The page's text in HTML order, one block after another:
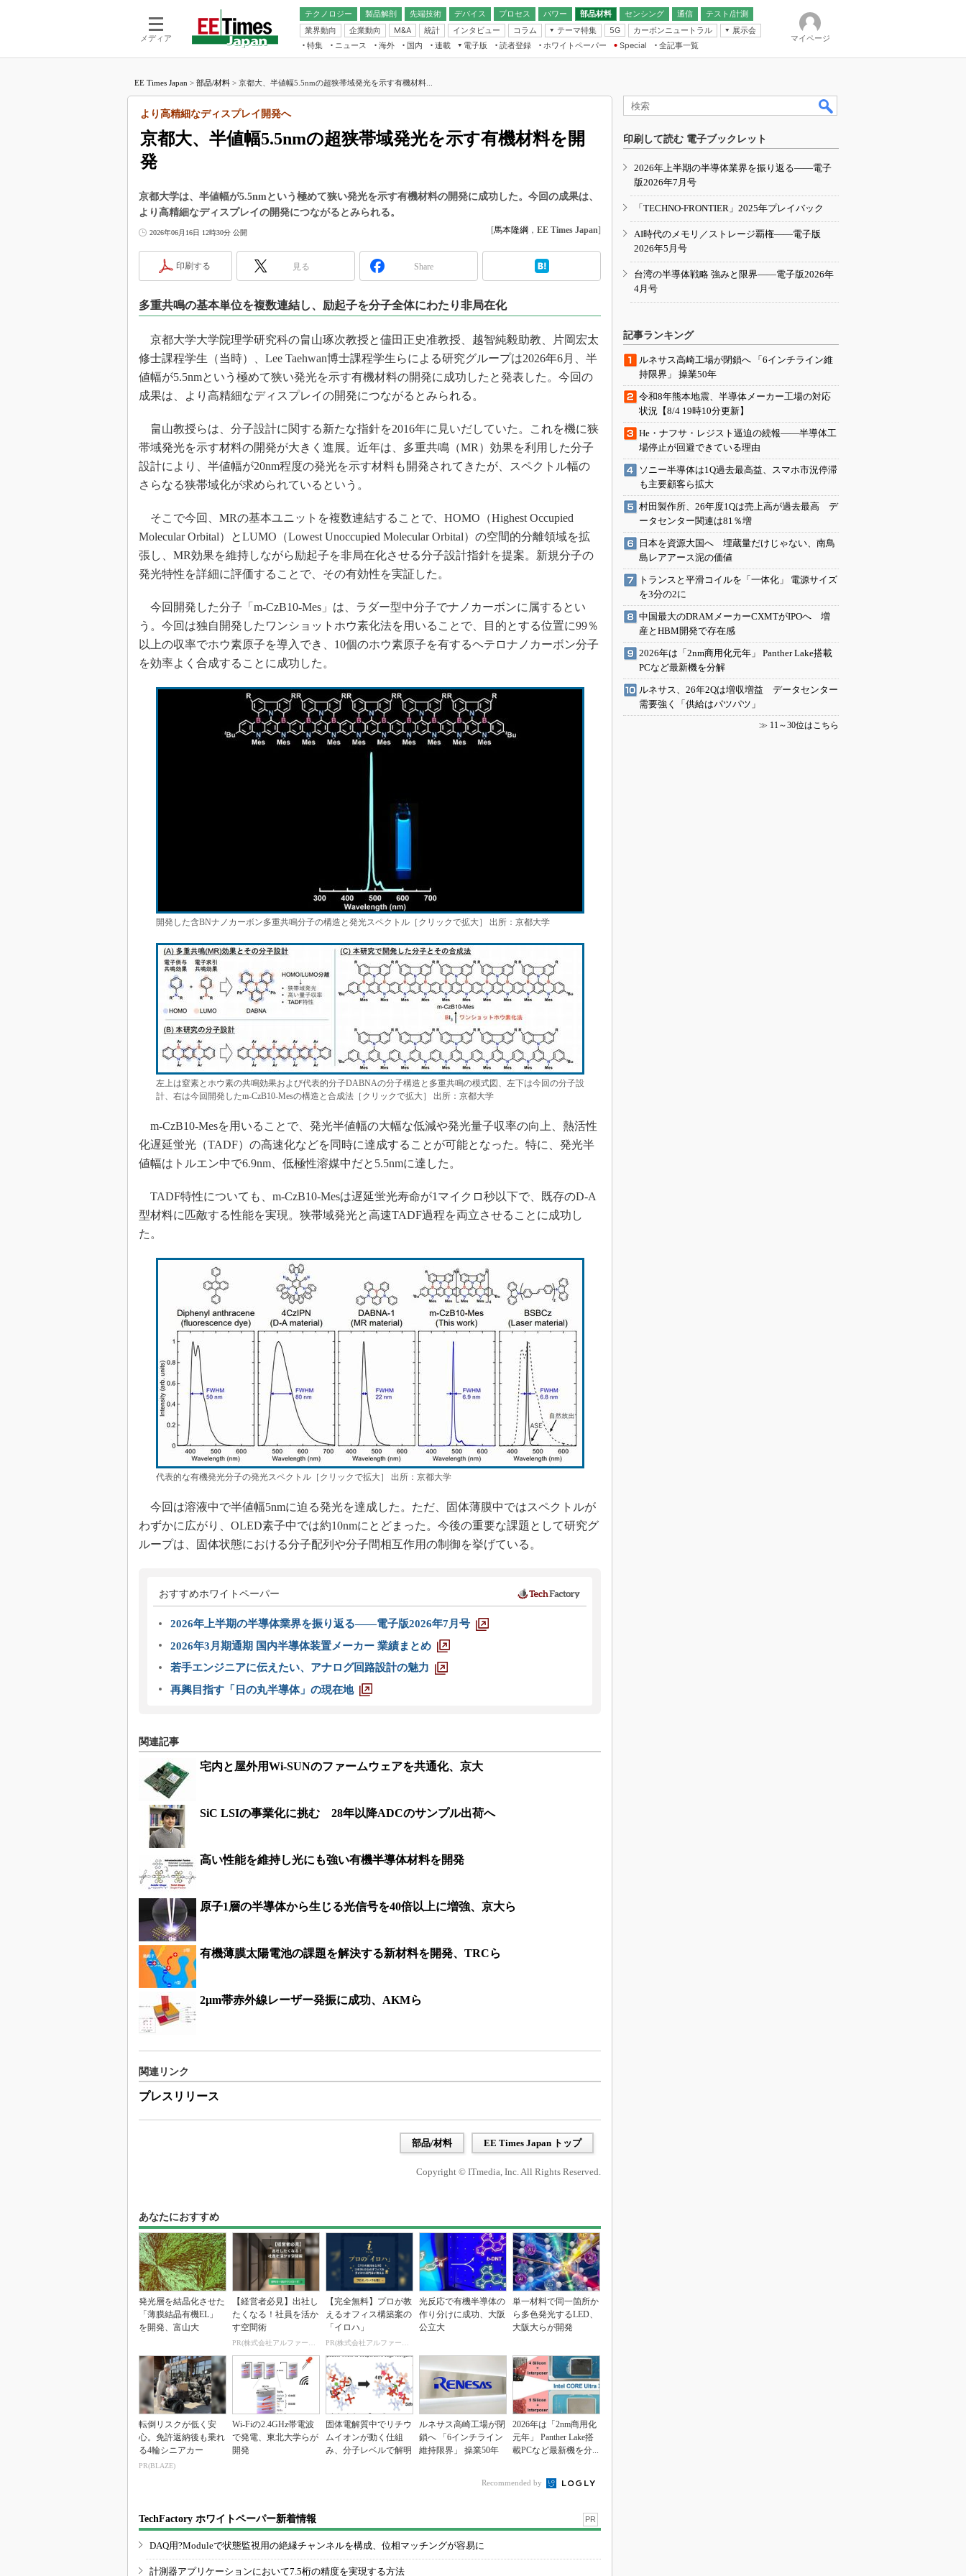
メディア
テクノロジー 製品解剖
先端技術
電池／エネルギー
デバイス
アナログ
マイコン
プロセス パワー 部品材料 センシング
通信
無線
テスト/計測
業界動向
企業動向 M&A 統計 インタビュー コラム
テーマ特集
フィジカルAI
読者調査（EE Times Research）
電源設計（EDN Japan）
エレクトロニクス入門（EDN
5G カーボンニュートラル
展示会
IoT・エッジコンピューティング
EXPO
TECHNO-FRONTIER
人とくるま展
特集 ニュース 海外 国内
連載
福田昭のデバイス通信
大山聡の業界スコープ
学漂流記
世界を「数字」で回してみよう
Buzzword
この10年で起こったこと、次の10年
で起こること
製品分解で探るアジアの新トレンド
改革、執念の180日
イノベーションは日本を救うのか
JASA発IoT通信
IHSアナリスト「未来展望」
「英語に愛されないエンジニア」の
ための新行動論
電子版
電子ブックレット
読者登録 ホワイトペーパー
Special
全記事一覧
マイページ
EE Times Japan > 部品/材料 > 京都大、半値幅5.5nmの超狭帯域発光を示す有機材料...
京都大、半値幅5.5nmの超狭帯域発光を示す有機材料を開
発
より高精細なディスプレイ開発へ
京都大学は、半値幅が5.5nmという極めて狭い発光を示す有機材料の開発に成功した。今回の成果は、
より高精細なディスプレイの開発につながるとみられる。
2026年06月16日 12時30分 公開 [馬本隆綱 ， EE Times Japan]
印刷する 見る Share
多重共鳴の基本単位を複数連結し、励起子を分子全体にわたり非局在化
京都大学大学院理学研究科の畠山琢次教授と儘田正史准教授、越智純毅助教、片岡宏太
修士課程学生（当時）、Lee Taehwan博士課程学生らによる研究グループは2026年6月、半
値幅が5.5nmという極めて狭い発光を示す有機材料の開発に成功したと発表した。今回の
成果は、より高精細なディスプレイの開発につながるとみられる。
畠山教授らは、分子設計に関する新たな指針を2016年に見いだしていた。これを機に狭
帯域発光を示す材料の開発が大きく進展。近年は、多重共鳴（MR）効果を利用した分子
設計により、半値幅が20nm程度の発光を示す材料も開発されてきたが、スペクトル幅の
さらなる狭帯域化が求められているという。
そこで今回、MRの基本ユニットを複数連結することで、HOMO（Highest Occupied
Molecular Orbital）とLUMO（Lowest Unoccupied Molecular Orbital）の空間的分離領域を拡
張し、MR効果を維持しながら励起子を非局在化させる分子設計指針を提案。新規分子の
発光特性を詳細に評価することで、その有効性を実証した。
今回開発した分子「m-CzB10-Mes」は、ラダー型中分子でナノカーボンに属するとい
う。今回は独自開発したワンショットホウ素化法を用いることで、目的とする位置に99％
以上の収率でホウ素原子を導入でき、10個のホウ素原子を有するヘテロナノカーボン分子
を効率よく合成することに成功した。
開発した含BNナノカーボン多重共鳴分子の構造と発光スペクトル［クリックで拡大］ 出所：京都大学
左上は窒素とホウ素の共鳴効果および代表的分子DABNAの分子構造と多重共鳴の模式図、左下は今回の分子設
計、右は今回開発したm-CzB10-Mesの構造と合成法［クリックで拡大］ 出所：京都大学
m-CzB10-Mesを用いることで、発光半値幅の大幅な低減や発光量子収率の向上、熱活性
化遅延蛍光（TADF）の高速化などを同時に達成することが可能となった。特に、発光半
値幅はトルエン中で6.9nm、低極性溶媒中だと5.5nmに達した。
TADF特性についても、m-CzB10-Mesは遅延蛍光寿命が1マイクロ秒以下で、既存のD-A
型材料に匹敵する性能を実現。狭帯域発光と高速TADF過程を両立させることに成功し
た。
代表的な有機発光分子の発光スペクトル［クリックで拡大］ 出所：京都大学
今回は溶液中で半値幅5nmに迫る発光を達成した。ただ、固体薄膜中ではスペクトルが
わずかに広がり、OLED素子中では約10nmにとどまった。今後の重要な課題として研究グ
ループは、固体状態における分子配列や分子間相互作用の制御を挙げている。
おすすめホワイトペーパー
2026年上半期の半導体業界を振り返る――電子版2026年7月号
2026年3月期通期 国内半導体装置メーカー 業績まとめ
若手エンジニアに伝えたい、アナログ回路設計の魅力
再興目指す「日の丸半導体」の現在地
関連記事
宅内と屋外用Wi-SUNのファームウェアを共通化、京大
SiC LSIの事業化に挑む 28年以降ADCのサンプル出荷へ
高い性能を維持し光にも強い有機半導体材料を開発
原子1層の半導体から生じる光信号を40倍以上に増強、京大ら
有機薄膜太陽電池の課題を解決する新材料を開発、TRCら
2μm帯赤外線レーザー発振に成功、AKMら
関連リンク
プレスリリース
部品/材料 EE Times Japan トップ
Copyright © ITmedia, Inc. All Rights Reserved.
あなたにおすすめ
発光層を結晶化させた
「薄膜結晶有機EL」
を開発、富山大
【経営者必見】出社し
たくなる！社員を活か
す空間術
PR(株式会社アルファーテクノ)
【完全無料】プロが教
えるオフィス構築案の
「イロハ」
PR(株式会社アルファーテクノ)
光反応で有機半導体の
作り分けに成功、大阪
公立大
単一材料で同一箇所か
ら多色発光するLED、
大阪大らが開発
転倒リスクが低く安
心。免許返納後も乗れ
る4輪シニアカー
PR(BLAZE)
Wi-Fiの2.4GHz帯電波
で発電、東北大学らが
開発
固体電解質中でリチウ
ムイオンが動く仕組
み、分子レベルで解明
ルネサス高崎工場が閉
鎖へ 「6インチライン
維持限界」 操業50年
2026年は「2nm商用化
元年」 Panther Lake搭
載PCなど最新機を分...
Recommended by
TechFactory ホワイトペーパー新着情報 PR
DAQ用?Moduleで状態監視用の絶縁チャンネルを構成、位相マッチングが容易に
計測器アプリケーションにおいて7.5桁の精度を実現する方法
印刷して読む 電子ブックレット
2026年上半期の半導体業界を振り返る――電子
版2026年7月号
「TECHNO-FRONTIER」2025年プレイバック
AI時代のメモリ／ストレージ覇権――電子版
2026年5月号
台湾の半導体戦略 強みと限界――電子版2026年
4月号
記事ランキング
ルネサス高崎工場が閉鎖へ 「6インチライン維
持限界」 操業50年
令和8年熊本地震、半導体メーカー工場の対応
状況【8/4 19時10分更新】
He・ナフサ・レジスト逼迫の続報――半導体工
場停止が回避できている理由
ソニー半導体は1Q過去最高益、スマホ市況停滞
も主要顧客ら拡大
村田製作所、26年度1Qは売上高が過去最高 デ
ータセンター関連は81％増
日本を資源大国へ 埋蔵量だけじゃない、南鳥
島レアアース泥の価値
トランスと平滑コイルを「一体化」 電源サイズ
を3分の2に
中国最大のDRAMメーカーCXMTがIPOへ 増
産とHBM開発で存在感
2026年は「2nm商用化元年」 Panther Lake搭載
PCなど最新機を分解
ルネサス、26年2Qは増収増益 データセンター
需要強く「供給はパツパツ」
≫ 11～30位はこちら